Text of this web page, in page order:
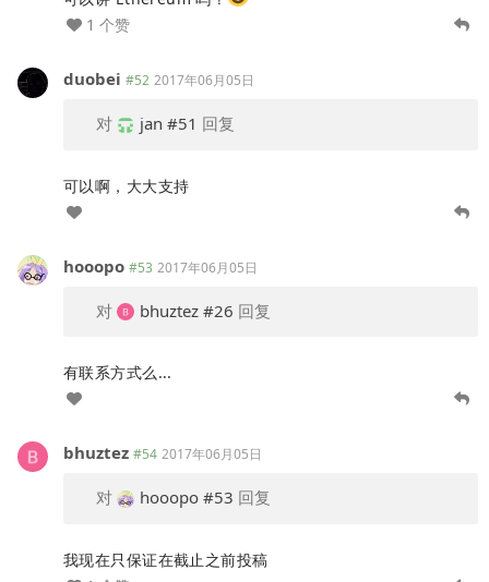
1 个赞
duobei #52 2017年06月05日
对 jan #51 回复
可以啊，大大支持
hooopo #53 2017年06月05日
对 bhuztez #26 回复
有联系方式么...
bhuztez #54 2017年06月05日
对 hooopo #53 回复
我现在只保证在截止之前投稿